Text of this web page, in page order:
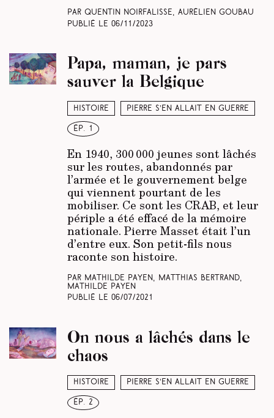
Par Quentin Noirfalisse, Aurélien Goubau
Publié le 06/11/2023
Histoire Pierre s’en allait en guerre
ép. 1
Papa, maman, je pars
sauver la Belgique
En 1940, 300 000 jeunes sont lâchés
sur les routes, abandonnés par
l’armée et le gouvernement belge
qui viennent pourtant de les
mobiliser. Ce sont les CRAB, et leur
périple a été effacé de la mémoire
nationale. Pierre Masset était l’un
d’entre eux. Son petit-fils nous
raconte son histoire.
Par Mathilde Payen, Matthias Bertrand,
Mathilde Payen
Publié le 06/07/2021
Histoire Pierre s’en allait en guerre
ép. 2
On nous a lâchés dans le
chaos